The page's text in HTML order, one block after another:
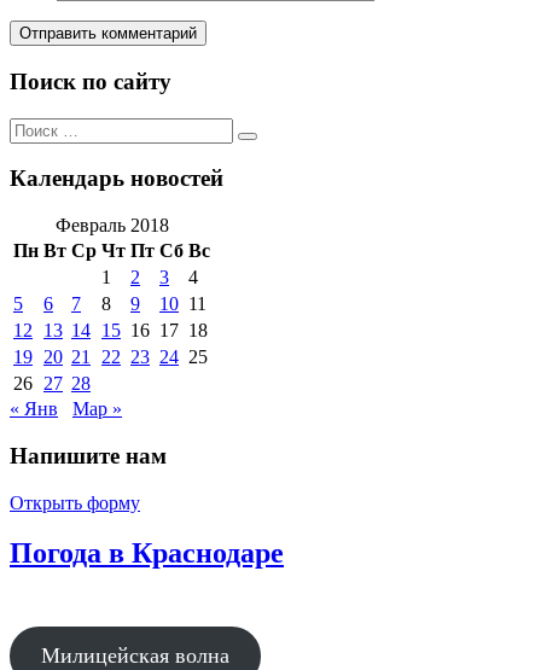
Поиск по сайту
Поиск
по:
Поиск
Календарь новостей
Февраль 2018
Пн Вт Ср Чт Пт Сб Вс
1
2 3
4
5
6 7 8 9 10 11
12
13 14 15 16 17 18
19 20 21 22 23 24 25
26 27 28
« Янв
Мар »
Напишите нам
Открыть форму
Погода в Краснодаре
Милицейская волна